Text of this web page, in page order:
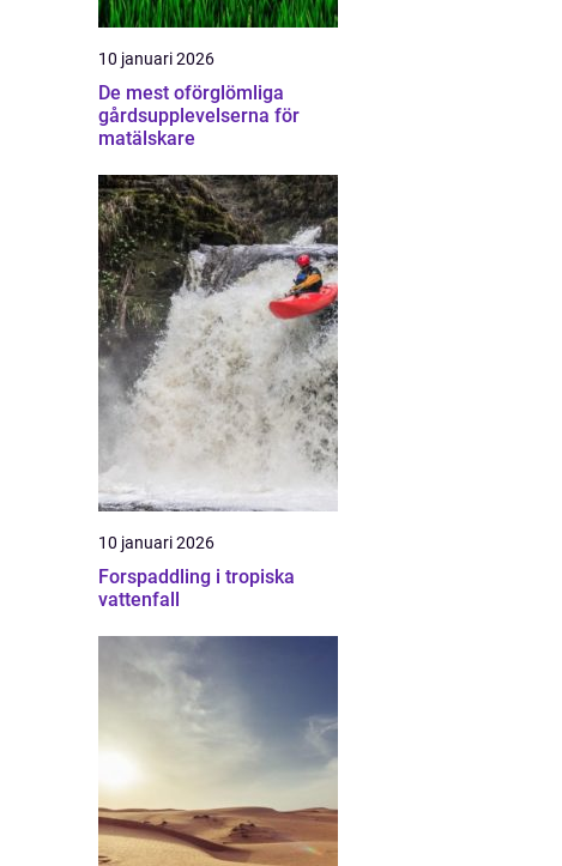
10 januari 2026
De mest oförglömliga
gårdsupplevelserna för
matälskare
10 januari 2026
Forspaddling i tropiska
vattenfall